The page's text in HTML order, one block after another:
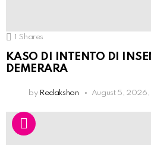
Shares
KASO DI INTENTO DI
DEMERARA
by Redakshon August 5, 2026,